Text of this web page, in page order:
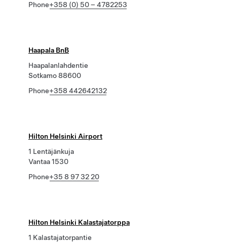
Phone+358 (0) 50 – 4782253
Haapala BnB
Haapalanlahdentie
Sotkamo 88600
Phone+358 442642132
Hilton Helsinki Airport
1 Lentäjänkuja
Vantaa 1530
Phone+35 8 97 32 20
Hilton Helsinki Kalastajatorppa
1 Kalastajatorpantie